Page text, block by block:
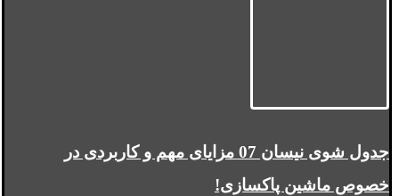
جدول شوی نیسان 07 مزایای مهم و کاربردی در
خصوص ماشین پاکسازی!